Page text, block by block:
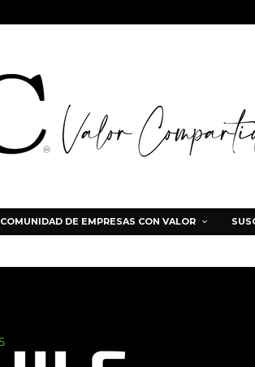
COMUNIDAD DE EMPRESAS CON VALOR